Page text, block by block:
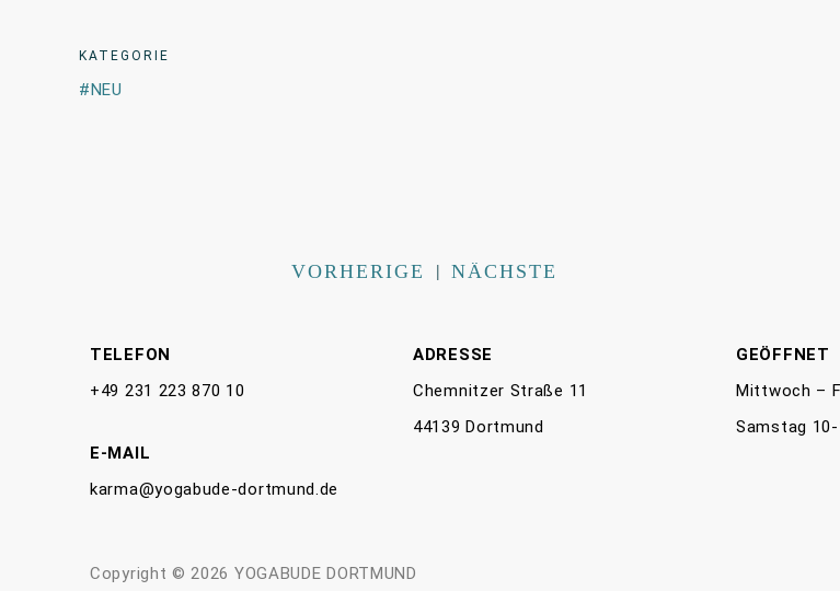
KATEGORIE
NEU
VORHERIGE | NÄCHSTE
TELEFON
+49 231 223 870 10
E-MAIL
karma@yogabude-dortmund.de
ADRESSE
Chemnitzer Straße 11
44139 Dortmund
GEÖFFNET
Mittwoch –
Samstag 10-
Copyright © 2026 YOGABUDE DORTMUND